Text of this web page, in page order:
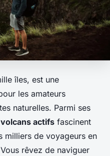
îles, est une
les amateurs
naturelles. Parmi ses
volcans actifs fascinent
milliers de voyageurs en
rêvez de naviguer